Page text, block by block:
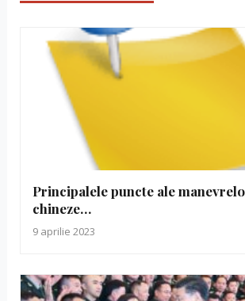
Principalele puncte ale
chineze…
9 aprilie 2023